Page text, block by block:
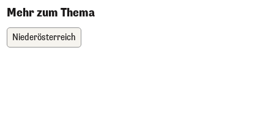
Mehr zum Thema
Niederösterreich